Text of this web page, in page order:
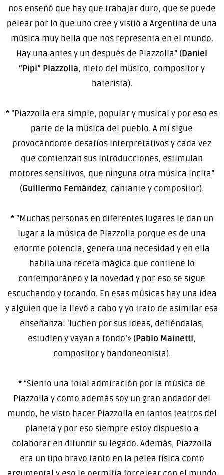
nos enseñó que hay que trabajar duro, que se puede
pelear por lo que uno cree y vistió a Argentina de una
música muy bella que nos representa en el mundo.
Hay una antes y un después de Piazzolla” (Daniel
“Pipi” Piazzolla, nieto del músico, compositor y
baterista).
* “Piazzolla era simple, popular y musical y por eso es
parte de la música del pueblo. A mí sigue
provocándome desafíos interpretativos y cada vez
que comienzan sus introducciones, estimulan
motores sensitivos, que ninguna otra música incita”
(Guillermo Fernández, cantante y compositor).
*“Muchas personas en diferentes lugares le dan un
lugar a la música de Piazzolla porque es de una
enorme potencia, genera una necesidad y en ella
habita una receta mágica que contiene lo
contemporáneo y la novedad y por eso se sigue
escuchando y tocando. En esas músicas hay una idea
y alguien que la llevó a cabo y yo trato de asimilar esa
enseñanza: ‘luchen por sus ideas, defiéndalas,
estudien y vayan a fondo’» (Pablo Mainetti,
compositor y bandoneonista).
* “Siento una total admiración por la música de
Piazzolla y como además soy un gran andador del
mundo, he visto hacer Piazzolla en tantos teatros del
planeta y por eso siempre estoy dispuesto a
colaborar en difundir su legado. Además, Piazzolla
era un tipo bravo tanto en la pelea física como